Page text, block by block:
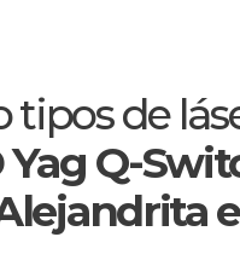
de
Yag Q-